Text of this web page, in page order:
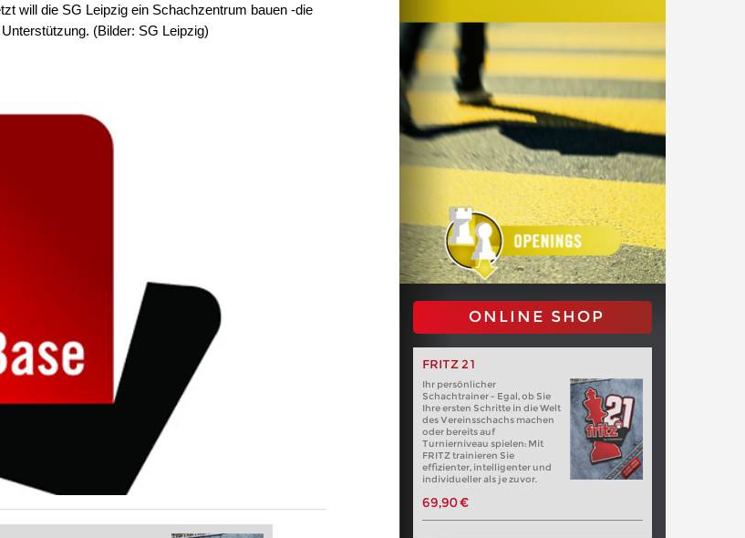
will die SG Leipzig ein Schachzentrum bauen -die
(Bilder: SG Leipzig)
ONLINE SHOP
FRITZ 21
Ihr persönlicher
Schachtrainer - Egal, ob Sie
Ihre ersten Schritte in die Welt
des Vereinsschachs machen
oder bereits auf
Turnierniveau spielen: Mit
FRITZ trainieren Sie
effizienter, intelligenter und
individueller als je zuvor.
69,90 €